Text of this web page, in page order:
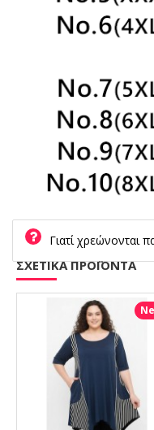
Γιατί χρεώνονται
ΣΧΕΤΙΚΑ ΠΡΟΪΟΝΤΑ